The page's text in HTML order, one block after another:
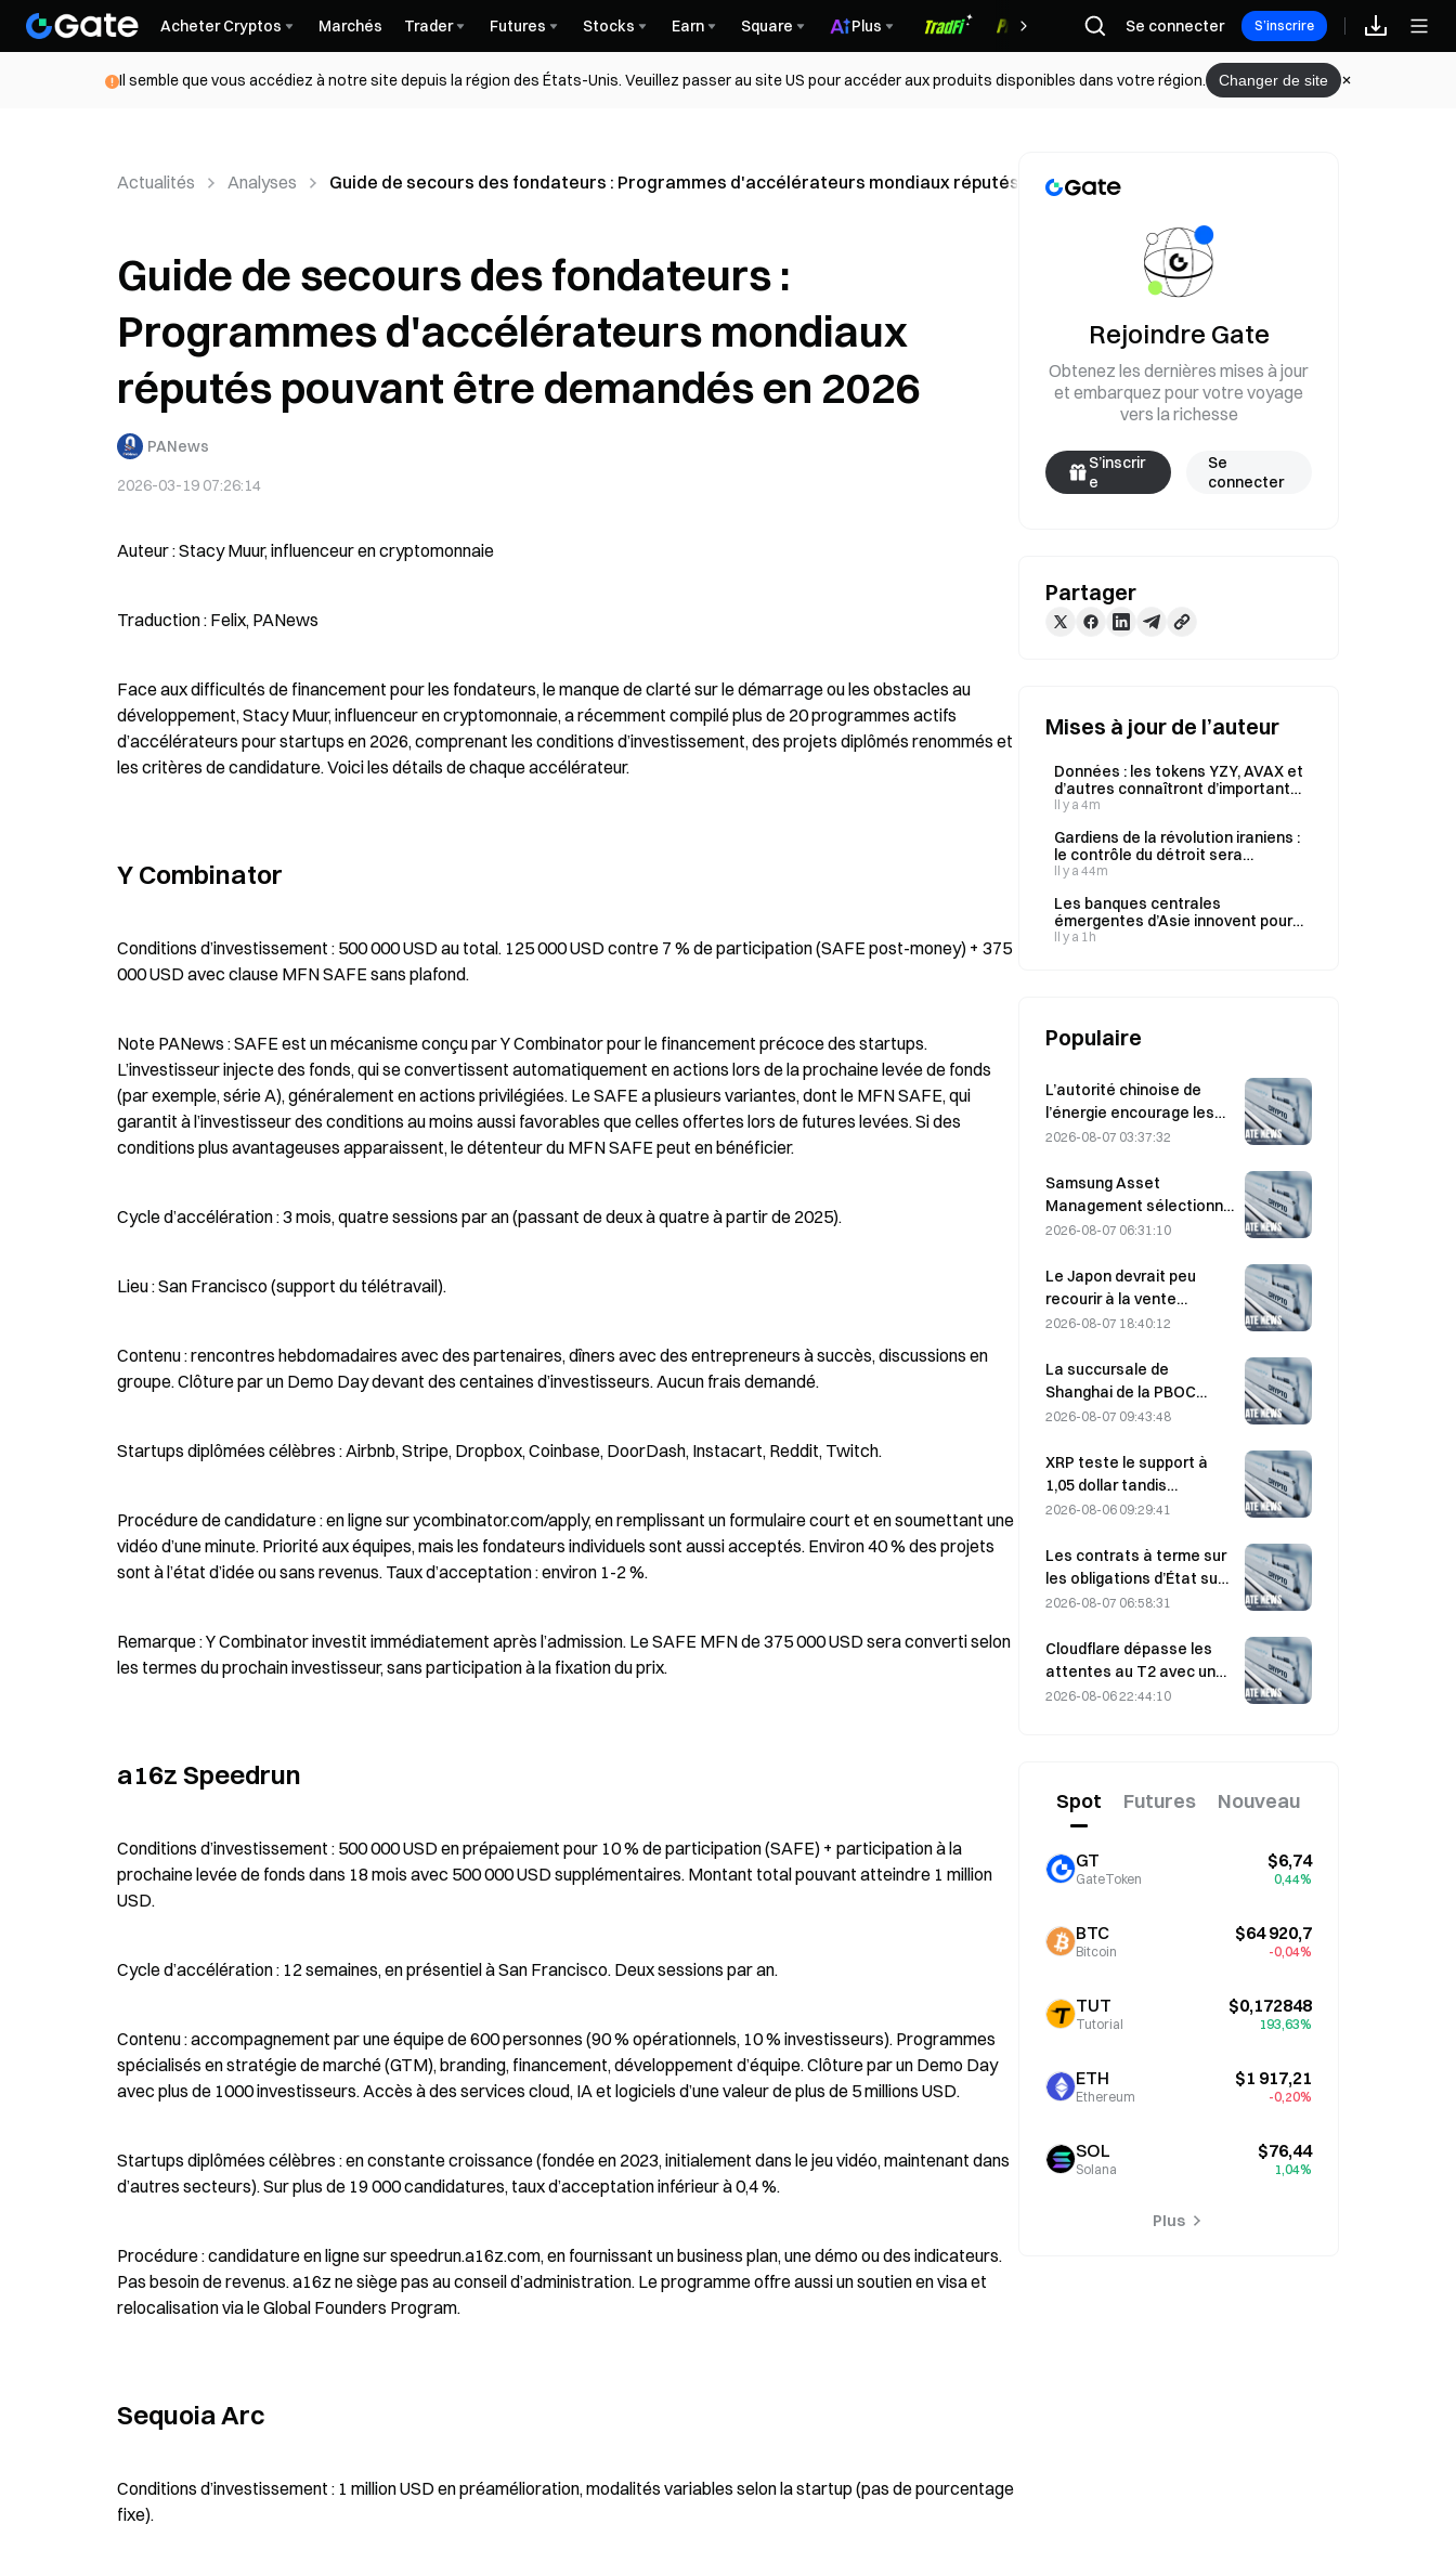
Acheter Cryptos Marchés Trader Futures Stocks Earn Square Plus Récompenses
Se connecter S’inscrire
Il semble que vous accédiez à notre site depuis la région des États-Unis. Veuillez passer au site US pour accéder aux produits disponibles dans votre région. Changer de site
Actualités Analyses Guide de secours des fondateurs : Programmes d'accélérateurs mondiaux réputés pouvant être demandés en 2026
Guide de secours des fondateurs :
Programmes d'accélérateurs mondiaux
réputés pouvant être demandés en 2026
PANews
2026-03-19 07:26:14
Auteur : Stacy Muur, influenceur en cryptomonnaie
Traduction : Felix, PANews
Face aux difficultés de financement pour les fondateurs, le manque de clarté sur le démarrage ou les obstacles au
développement, Stacy Muur, influenceur en cryptomonnaie, a récemment compilé plus de 20 programmes actifs
d’accélérateurs pour startups en 2026, comprenant les conditions d’investissement, des projets diplômés renommés et
les critères de candidature. Voici les détails de chaque accélérateur.
Y Combinator
Conditions d’investissement : 500 000 USD au total. 125 000 USD contre 7 % de participation (SAFE post-money) + 375
000 USD avec clause MFN SAFE sans plafond.
Note PANews : SAFE est un mécanisme conçu par Y Combinator pour le financement précoce des startups.
L’investisseur injecte des fonds, qui se convertissent automatiquement en actions lors de la prochaine levée de fonds
(par exemple, série A), généralement en actions privilégiées. Le SAFE a plusieurs variantes, dont le MFN SAFE, qui
garantit à l’investisseur des conditions au moins aussi favorables que celles offertes lors de futures levées. Si des
conditions plus avantageuses apparaissent, le détenteur du MFN SAFE peut en bénéficier.
Cycle d’accélération : 3 mois, quatre sessions par an (passant de deux à quatre à partir de 2025).
Lieu : San Francisco (support du télétravail).
Contenu : rencontres hebdomadaires avec des partenaires, dîners avec des entrepreneurs à succès, discussions en
groupe. Clôture par un Demo Day devant des centaines d’investisseurs. Aucun frais demandé.
Startups diplômées célèbres : Airbnb, Stripe, Dropbox, Coinbase, DoorDash, Instacart, Reddit, Twitch.
Procédure de candidature : en ligne sur ycombinator.com/apply, en remplissant un formulaire court et en soumettant une
vidéo d’une minute. Priorité aux équipes, mais les fondateurs individuels sont aussi acceptés. Environ 40 % des projets
sont à l’état d’idée ou sans revenus. Taux d’acceptation : environ 1-2 %.
Remarque : Y Combinator investit immédiatement après l’admission. Le SAFE MFN de 375 000 USD sera converti selon
les termes du prochain investisseur, sans participation à la fixation du prix.
a16z Speedrun
Conditions d’investissement : 500 000 USD en prépaiement pour 10 % de participation (SAFE) + participation à la
prochaine levée de fonds dans 18 mois avec 500 000 USD supplémentaires. Montant total pouvant atteindre 1 million
USD.
Cycle d’accélération : 12 semaines, en présentiel à San Francisco. Deux sessions par an.
Contenu : accompagnement par une équipe de 600 personnes (90 % opérationnels, 10 % investisseurs). Programmes
spécialisés en stratégie de marché (GTM), branding, financement, développement d’équipe. Clôture par un Demo Day
avec plus de 1000 investisseurs. Accès à des services cloud, IA et logiciels d’une valeur de plus de 5 millions USD.
Startups diplômées célèbres : en constante croissance (fondée en 2023, initialement dans le jeu vidéo, maintenant dans
d’autres secteurs). Sur plus de 19 000 candidatures, taux d’acceptation inférieur à 0,4 %.
Procédure : candidature en ligne sur speedrun.a16z.com, en fournissant un business plan, une démo ou des indicateurs.
Pas besoin de revenus. a16z ne siège pas au conseil d’administration. Le programme offre aussi un soutien en visa et
relocalisation via le Global Founders Program.
Sequoia Arc
Conditions d’investissement : 1 million USD en préamélioration, modalités variables selon la startup (pas de pourcentage
fixe).
Rejoindre Gate
Obtenez les dernières mises à jour
et embarquez pour votre voyage
vers la richesse
S’inscrir
e
Se
connecter
Partager
Mises à jour de l’auteur
Données : les tokens YZY, AVAX et
d’autres connaîtront d’importants
déblocages la semaine prochaine,
débloqués étant d’environ 35,8
millions de dollars.
Il y a 4m
Gardiens de la révolution iraniens :
le contrôle du détroit sera
maintenu jusqu’à ce que l’ennemi
Il y a 44m
Les banques centrales
émergentes d’Asie innovent pour
« défendre leur monnaie » et la
Il y a 1h
Populaire
L’autorité chinoise de
l’énergie encourage les
avancées dans les semi-
puissance et les
équipements UHV
2026-08-07 03:37:32
Samsung Asset
Management sélectionne
3 partenaires de capital-
l’allocation d’un fonds de
90 milliards de KRW
2026-08-07 06:31:10
Le Japon devrait peu
recourir à la vente
d’obligations du Trésor
pour intervenir ; l’impact
sur les rendements à long
terme serait limité.
2026-08-07 18:40:12
La succursale de
Shanghai de la PBOC
réaffirme la répression
de sa conférence de
travail du 4 août
2026-08-07 09:43:48
XRP teste le support à
1,05 dollar tandis
qu’Ethereum se maintient
contexte de faible volume
2026-08-06 09:29:41
Les contrats à terme sur
les obligations d’État sud-
coréennes à 3 ans et à 10
avant l’adjudication
prévue la semaine
prochaine.
2026-08-07 06:58:31
Cloudflare dépasse les
attentes au T2 avec un
chiffre d’affaires de 696,1
2026-08-06 22:44:10
Spot Futures Nouveau
GT
GateToken
$6,74
0,44%
BTC
Bitcoin
$64 920,7
-0,04%
TUT
Tutorial
$0,172848
193,63%
ETH
Ethereum
$1 917,21
-0,20%
SOL
Solana
$76,44
1,04%
Plus